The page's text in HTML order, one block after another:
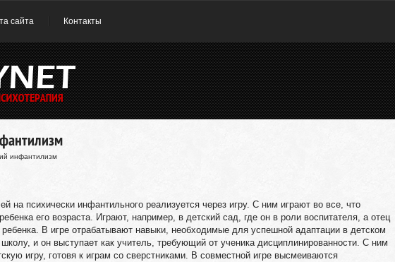
сайта Контакты
инфантилизм
на психически инфантиль­ного реализуется через игру. С ним играют во все, что
его возраста. Играют, на­пример, в детский сад, где он в роли воспитателя, а отец
В игре отрабатывают навыки, необходимые для успешной адаптации в дет­ском
и он выступает как учитель, требующий от ученика дисциплинированности. С ним
игру, готовя к играм со сверстниками. В совместной игре высмеива­ются